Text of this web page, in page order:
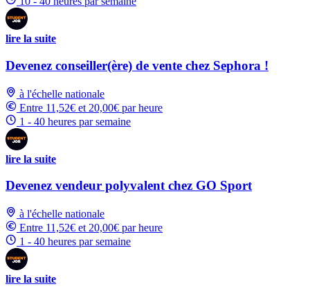
lire la suite
Devenez conseiller(ère) de vente chez Sephora !
à l'échelle nationale
Entre 11,52€ et 20,00€ par heure
1 - 40 heures par semaine
lire la suite
Devenez vendeur polyvalent chez GO Sport
à l'échelle nationale
Entre 11,52€ et 20,00€ par heure
1 - 40 heures par semaine
lire la suite